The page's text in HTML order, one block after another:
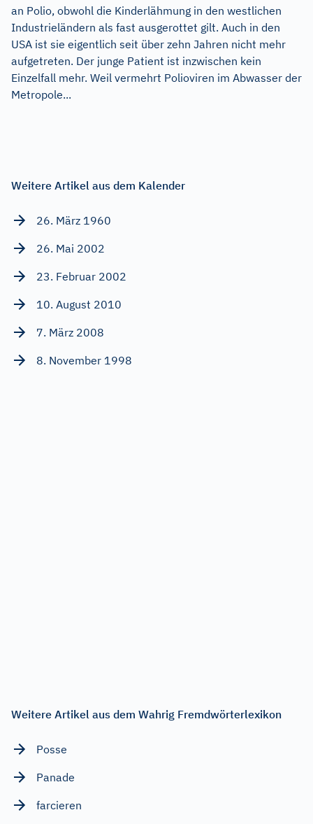
an Polio, obwohl die Kinderlähmung in den westlichen
Industrieländern als fast ausgerottet gilt. Auch in den
USA ist sie eigentlich seit über zehn Jahren nicht mehr
aufgetreten. Der junge Patient ist inzwischen kein
Einzelfall mehr. Weil vermehrt Polioviren im Abwasser der
Metropole...
Weitere Artikel aus dem Kalender
26. März 1960
26. Mai 2002
23. Februar 2002
10. August 2010
7. März 2008
8. November 1998
Weitere Artikel aus dem Wahrig Fremdwörterlexikon
Posse
Panade
farcieren